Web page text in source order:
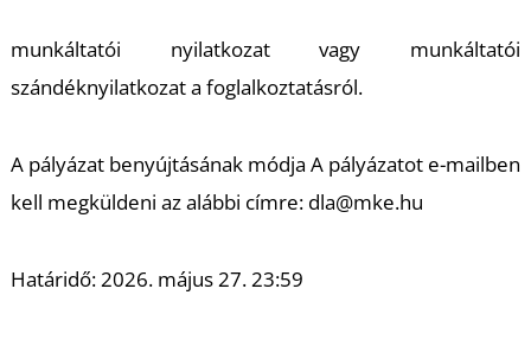
munkáltatói nyilatkozat vagy munkáltatói
szándéknyilatkozat a foglalkoztatásról.
A pályázat benyújtásának módja A pályázatot e-mailben
kell megküldeni az alábbi címre: dla@mke.hu
Határidő: 2026. május 27. 23:59